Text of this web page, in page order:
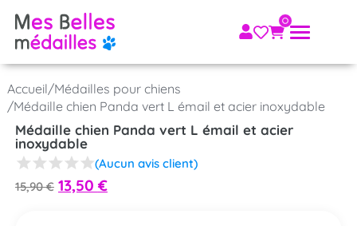
Accueil/Médailles pour chiens
/Médaille chien Panda vert L émail et acier inoxydable
Médaille chien Panda vert L émail et acier
inoxydable
(Aucun avis client)
15,90€ 13,50 €